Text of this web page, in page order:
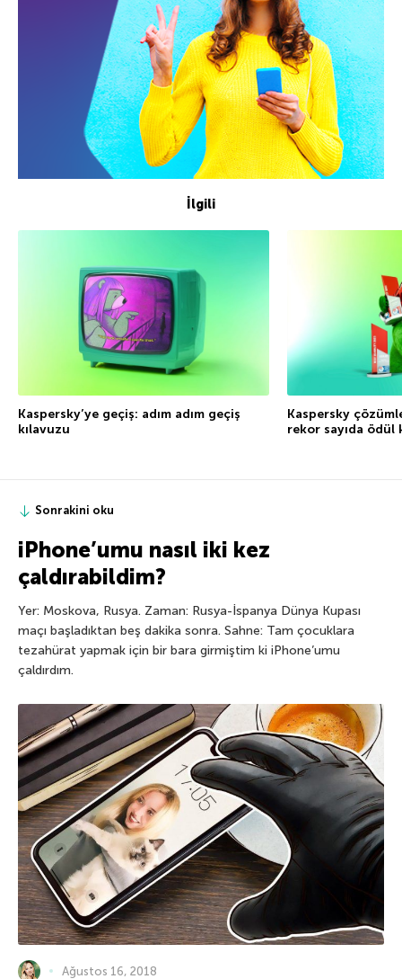
İlgili
Kaspersky’ye geçiş: adım adım geçiş
kılavuzu
Kaspersky
rekor sayıda ödül
Sonrakini oku
iPhone’umu nasıl iki kez
çaldırabildim?
Yer: Moskova, Rusya. Zaman: Rusya-İspanya Dünya Kupası
maçı başladıktan beş dakika sonra. Sahne: Tam çocuklara
tezahürat yapmak için bir bara girmiştim ki iPhone’umu
çaldırdım.
Ağustos 16, 2018